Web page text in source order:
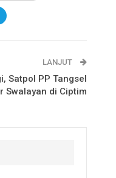
LANJUT
Satpol PP Tangsel
Swalayan di Ciptim